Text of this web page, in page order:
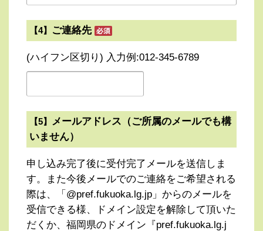
【4】 ご連絡先
(ハイフン区切り) 入力例:012-345-6789
【5】
メールアドレス（ご所属のメールでも構
いません）
申し込み完了後に受付完了メールを送信しま
す。また今後メールでのご連絡をご希望される
際は、「@pref.fukuoka.lg.jp」からのメールを
受信できる様、ドメイン設定を解除して頂いた
だくか、福岡県のドメイン『pref.fukuoka.lg.j